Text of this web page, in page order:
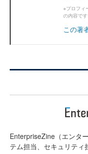
※プロフィ
の内容です
この著
EnterpriseZine（エンタ
テム担当、セキュリテ